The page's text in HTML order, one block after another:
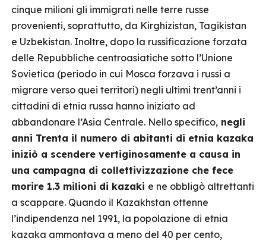
cinque milioni gli immigrati nelle terre russe
provenienti, soprattutto, da Kirghizistan, Tagikistan
e Uzbekistan. Inoltre, dopo la russificazione forzata
delle Repubbliche centroasiatiche sotto l’Unione
Sovietica (periodo in cui Mosca forzava i russi a
migrare verso quei territori) negli ultimi trent’anni i
cittadini di etnia russa hanno iniziato ad
abbandonare l’Asia Centrale. Nello specifico, negli
anni Trenta il numero di abitanti di etnia kazaka
iniziò a scendere vertiginosamente a causa in
una campagna di collettivizzazione che fece
morire 1.3 milioni di kazaki e ne obbligò altrettanti
a scappare. Quando il Kazakhstan ottenne
l’indipendenza nel 1991, la popolazione di etnia
kazaka ammontava a meno del 40 per cento,